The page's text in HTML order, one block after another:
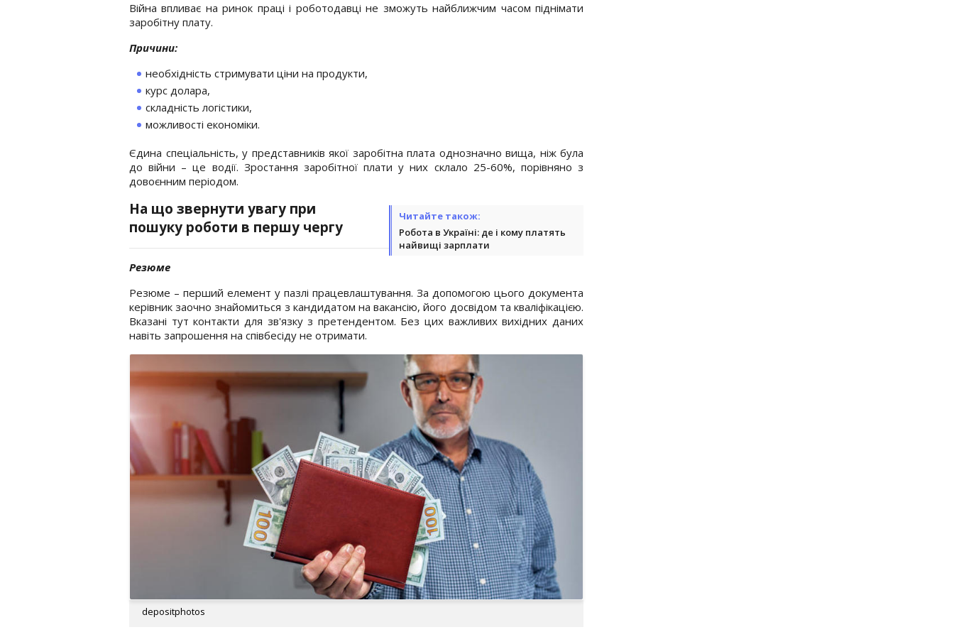
Війна впливає на ринок праці і роботодавці не зможуть найближчим часом піднімати
заробітну плату.
Причини:
необхідність стримувати ціни на продукти,
курс долара,
складність логістики,
можливості економіки.
Єдина спеціальність, у представників якої заробітна плата однозначно вища, ніж була
до війни – це водії. Зростання заробітної плати у них склало 25-60%, порівняно з
довоєнним періодом.
Читайте також:
Робота в Україні: де і кому платять
найвищі зарплати
На що звернути увагу при
пошуку роботи в першу чергу
Резюме
Резюме – перший елемент у пазлі працевлаштування. За допомогою цього документа
керівник заочно знайомиться з кандидатом на вакансію, його досвідом та кваліфікацією.
Вказані тут контакти для зв'язку з претендентом. Без цих важливих вихідних даних
навіть запрошення на співбесіду не отримати.
depositphotos